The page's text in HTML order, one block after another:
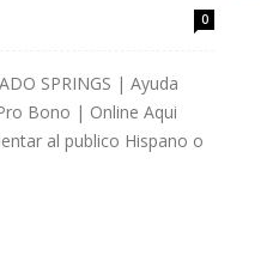
0
SPRINGS | Ayuda
Bono | Online Aqui
al publico Hispano o